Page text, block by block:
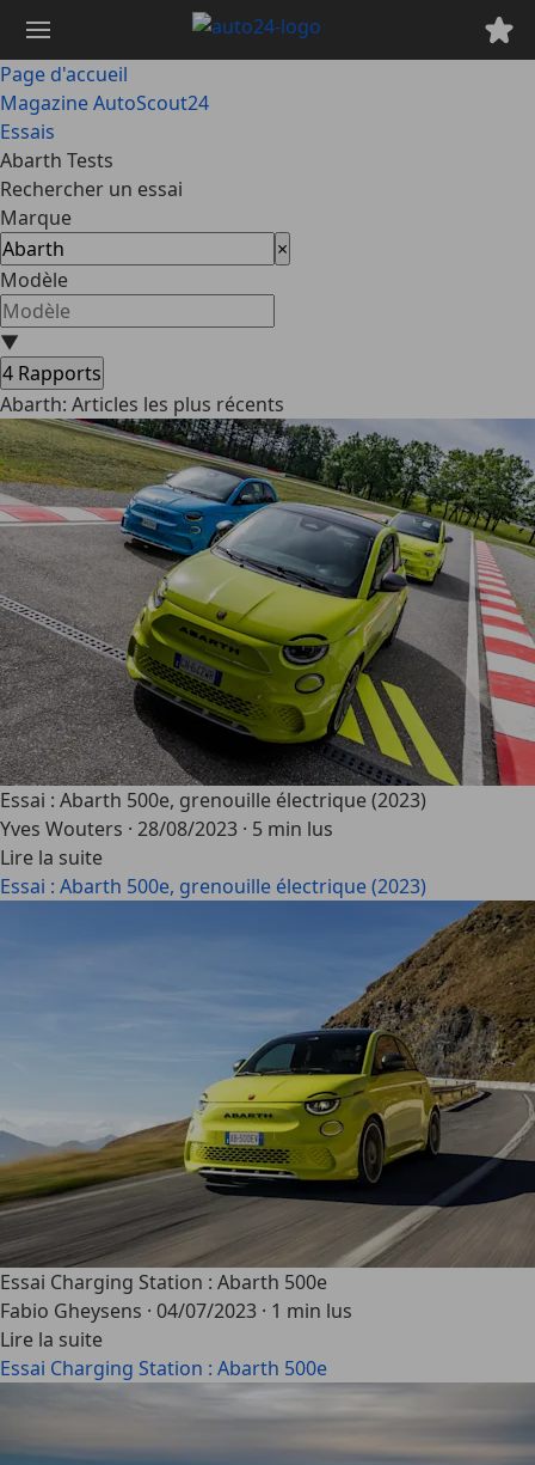
contenu
principal
Page d'accueil
Magazine AutoScout24
Essais
Abarth Tests
Rechercher un essai
Marque
×
Modèle
▼
4 Rapports
Abarth: Articles les plus récents
Essai : Abarth 500e, grenouille électrique (2023)
Yves Wouters · 28/08/2023 · 5 min lus
Lire la suite
Essai : Abarth 500e, grenouille électrique (2023)
Essai Charging Station : Abarth 500e
Fabio Gheysens · 04/07/2023 · 1 min lus
Lire la suite
Essai Charging Station : Abarth 500e